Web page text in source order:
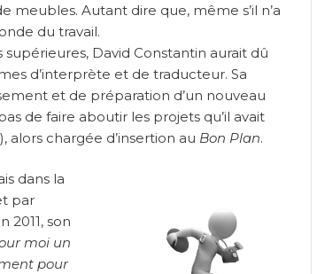
Autant dire que, même s’il n’a
du travail.
David Constantin aurait dû
d’interprète et de traducteur. Sa
et de préparation d’un nouveau
de faire aboutir les projets qu’il avait
alors chargée d’insertion au Bon Plan.
dans la
par
2011, son
moi un
pour